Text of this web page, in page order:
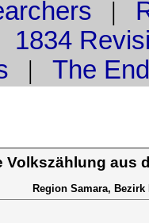
|
1834
| The End
Volkszählung aus
Region Samara,